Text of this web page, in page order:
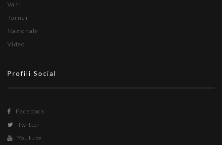
Vari
Tornei
Nazionale
Video
Profili Social
Facebook
Twitter
Youtube